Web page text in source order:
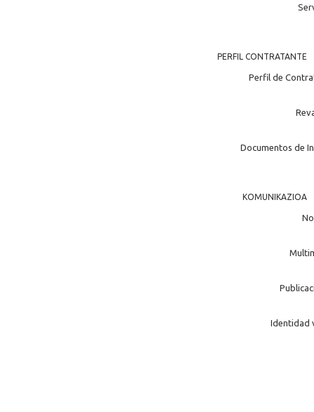
PERFIL CONTRATANTE
Perfil de
Documentos de
KOMUNIKAZIOA
Identidad